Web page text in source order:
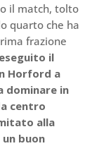
il match, tolto
quarto che ha
frazione
il
Horford a
dominare in
centro
alla
buon